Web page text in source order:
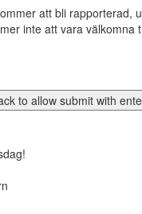
att bli
inte att vara